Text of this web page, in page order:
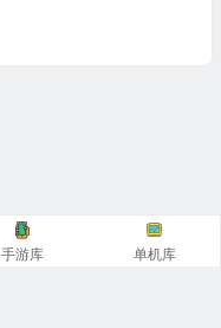
手游库 单机库